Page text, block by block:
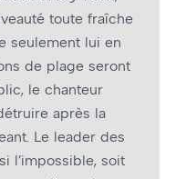
toute fraîche
seulement lui en
de plage seront
le chanteur
après la
Le leader des
l’impossible, soit